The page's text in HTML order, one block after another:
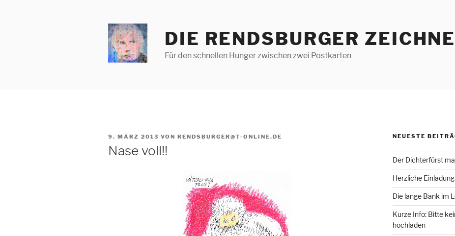
DIE RENDSBURGER
Für den schnellen Hunger zwischen zwei Postkarten
VERÖFFENTLICHT
9. MÄRZ 2013 VON RENDSBURGER@T-ONLINE.DE
Nase voll!!
NEUESTE
Der Dichterfürst
Herzliche
Die lange Bank im
Kurze Info: Bitte
hochladen